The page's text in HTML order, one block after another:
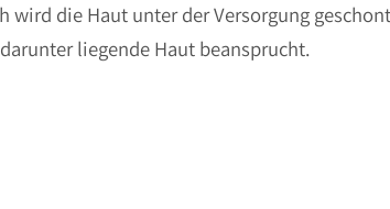
wird die Haut unter der Versorgung
liegende Haut beansprucht.